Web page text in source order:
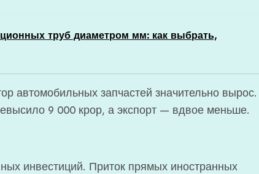
труб диаметром мм: как выбрать,
автомобильных запчастей значительно вырос.
9 000 крор, а экспорт — вдвое меньше.
инвестиций. Приток прямых иностранных